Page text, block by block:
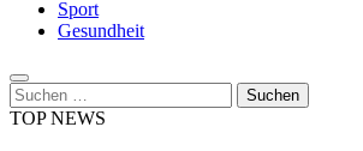
Sport
Gesundheit
Suchen
nach:
TOP NEWS